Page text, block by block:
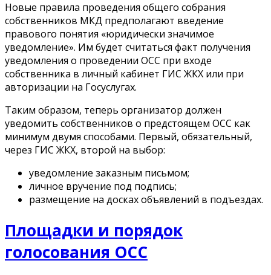
Новые правила проведения общего собрания
собственников МКД предполагают введение
правового понятия «юридически значимое
уведомление». Им будет считаться факт получения
уведомления о проведении ОСС при входе
собственника в личный кабинет ГИС ЖКХ или при
авторизации на Госуслугах.
Таким образом, теперь организатор должен
уведомить собственников о предстоящем ОСС как
минимум двумя способами. Первый, обязательный,
через ГИС ЖКХ, второй на выбор:
уведомление заказным письмом;
личное вручение под подпись;
размещение на досках объявлений в подъездах.
Площадки и порядок
голосования ОСС